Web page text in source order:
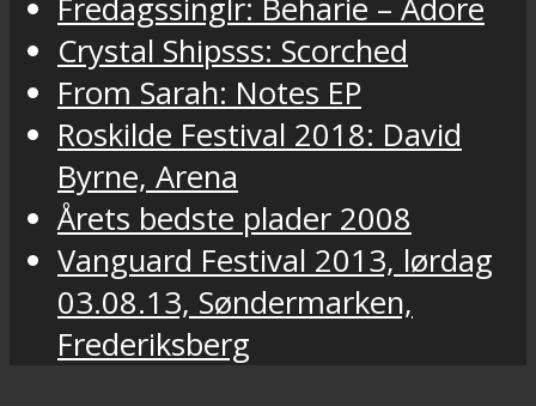
Fredagssinglr: Beharie – Adore
Crystal Shipsss: Scorched
From Sarah: Notes EP
Roskilde Festival 2018: David
Byrne, Arena
Årets bedste plader 2008
Vanguard Festival 2013, lørdag
03.08.13, Søndermarken,
Frederiksberg